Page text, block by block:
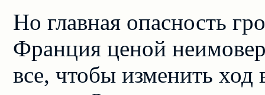
Но главная опасность
Франция ценой
все, чтобы изменить